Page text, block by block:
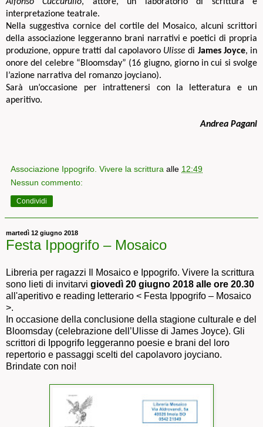
interpretazione teatrale.
Nella suggestiva cornice del cortile del Mosaico, alcuni scrittori
della associazione leggeranno brani narrativi e poetici di propria
produzione, oppure tratti dal capolavoro Ulissedi James Joyce, in
onore del celebre “Bloomsday” (16 giugno, giorno in cui si svolge
l’azione narrativa del romanzo joyciano).
Sarà un’occasione per intrattenersi con la letteratura e un
aperitivo.
Andrea Pagani
Associazione Ippogrifo. Vivere la scrittura alle 12:49
Nessun commento:
Condividi
martedì 12 giugno 2018
Festa Ippogrifo – Mosaico
Libreria per ragazzi Il Mosaico e Ippogrifo. Vivere la scrittura
sono lieti di invitarvi giovedì 20 giugno 2018 alle ore 20.30
all'aperitivo e reading letterario < Festa Ippogrifo – Mosaico
>.
In occasione della conclusione della stagione culturale e del
Bloomsday (celebrazione dell’Ulisse di James Joyce). Gli
scrittori di Ippogrifo leggeranno poesie e brani del loro
repertorio e passaggi scelti del capolavoro joyciano.
Brindate con noi!